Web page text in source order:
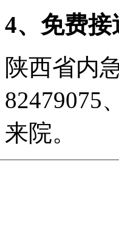
4、免费接
陕西省内
82479075
来院。